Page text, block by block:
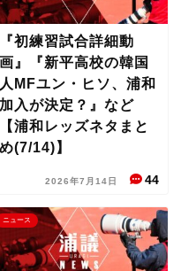
『初練習試合詳細動
画』『新平高校の韓国
人MFユン・ヒソ、浦和
加入が決定？』など
【浦和レッズネタまと
め(7/14)】
2026年7月14日 44
ニュース